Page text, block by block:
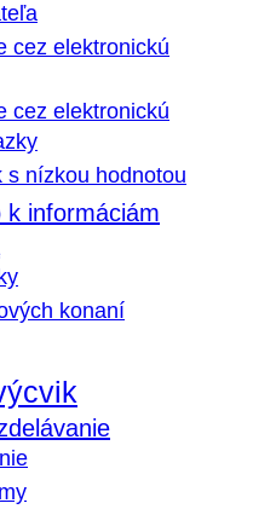
cez elektronickú
cez elektronickú
s nízkou hodnotou
k informáciám
konaní